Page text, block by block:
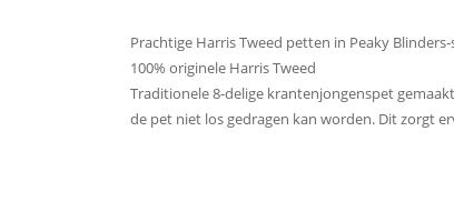
Prachtige Harris Tweed petten in Peaky
100% originele Harris Tweed
Traditionele 8-delige krantenjongenspet
de pet niet los gedragen kan worden. Dit zorgt